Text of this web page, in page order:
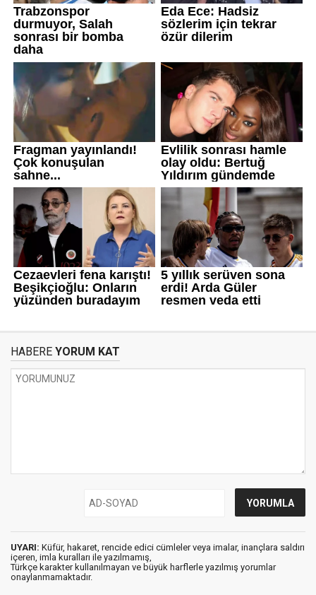
HABERE YORUM KAT
UYARI: Küfür, hakaret, rencide edici cümleler veya imalar, inançlara saldırı
içeren, imla kuralları ile yazılmamış,
Türkçe karakter kullanılmayan ve büyük harflerle yazılmış yorumlar
onaylanmamaktadır.